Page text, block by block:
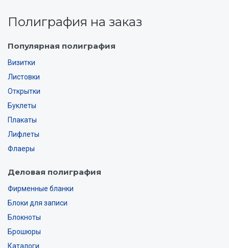
Полиграфия на заказ
Популярная полиграфия
Визитки
Листовки
Открытки
Буклеты
Плакаты
Лифлеты
Флаеры
Деловая полиграфия
Фирменные бланки
Блоки для записи
Блокноты
Брошюры
Каталоги